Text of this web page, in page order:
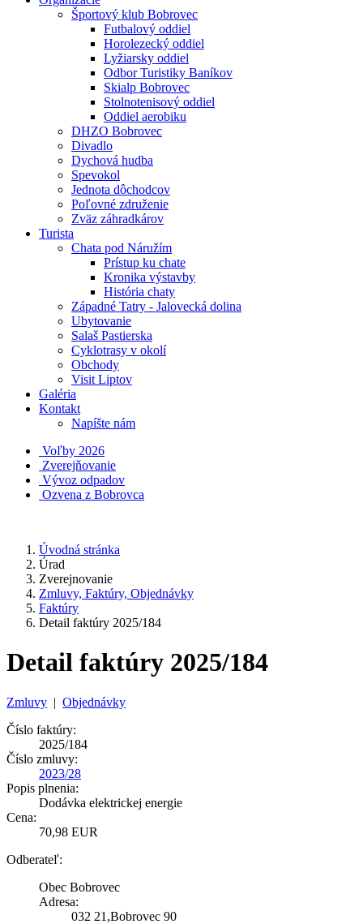
Športový klub Bobrovec
Futbalový oddiel
Horolezecký oddiel
Lyžiarsky oddiel
Odbor Turistiky Baníkov
Skialp Bobrovec
Stolnotenisový oddiel
Oddiel aerobiku
DHZO Bobrovec
Divadlo
Dychová hudba
Spevokol
Jednota dôchodcov
Poľovné združenie
Zväz záhradkárov
Turista
Chata pod Náružím
Prístup ku chate
Kronika výstavby
História chaty
Západné Tatry - Jalovecká dolina
Ubytovanie
Salaš Pastierska
Cyklotrasy v okolí
Obchody
Visit Liptov
Galéria
Kontakt
Napíšte nám
Voľby 2026
Zverejňovanie
Vývoz odpadov
Ozvena z Bobrovca
Úvodná stránka
Úrad
Zverejnovanie
Zmluvy, Faktúry, Objednávky
Faktúry
Detail faktúry 2025/184
Detail faktúry 2025/184
Zmluvy | Objednávky
Číslo faktúry:
2025/184
Číslo zmluvy:
2023/28
Popis plnenia:
Dodávka elektrickej energie
Cena:
70,98 EUR
Odberateľ:
Obec Bobrovec
Adresa:
032 21,Bobrovec 90